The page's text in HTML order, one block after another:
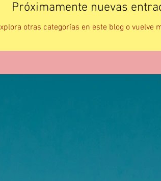
Próximamente nuevas
otras categorías en este blog o vuelve